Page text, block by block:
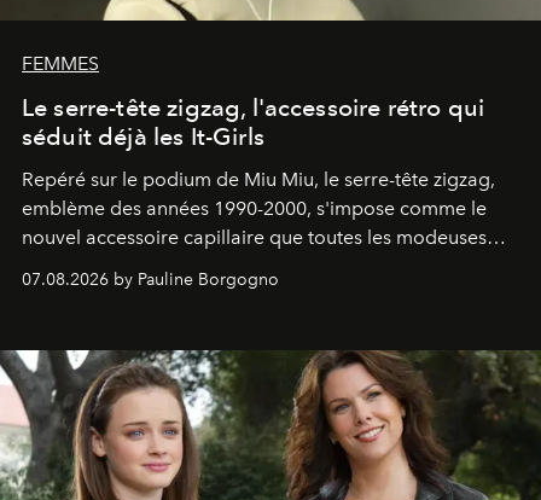
FEMMES
Le serre-tête zigzag, l'accessoire rétro qui
séduit déjà les It-Girls
Repéré sur le podium de Miu Miu, le serre-tête zigzag,
emblème des années 1990-2000, s'impose comme le
nouvel accessoire capillaire que toutes les modeuses
s'arrachent déjà.
07.08.2026 by Pauline Borgogno